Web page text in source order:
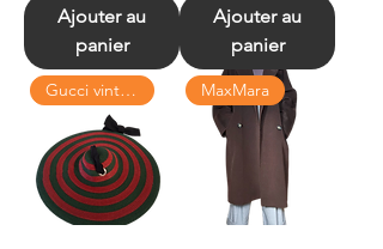
Ajouter au
panier
Ajouter au
panier
Gucci vintage MaxMara